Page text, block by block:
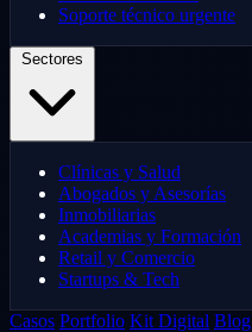
Soporte técnico urgente
Clínicas y Salud
Abogados y Asesorías
Inmobiliarias
Academias y Formación
Retail y Comercio
Startups & Tech
Casos Portfolio Kit Digital Blog